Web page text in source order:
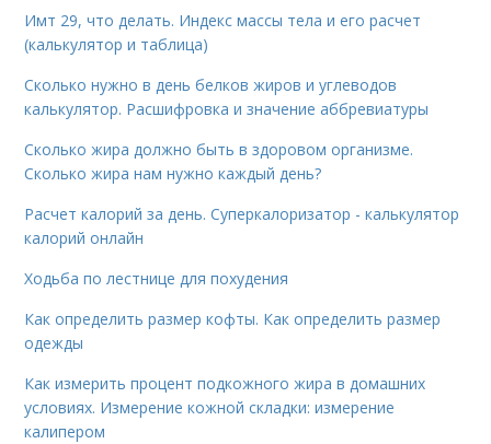
Имт 29, что делать. Индекс массы тела и его расчет
(калькулятор и таблица)
Сколько нужно в день белков жиров и углеводов
калькулятор. Расшифровка и значение аббревиатуры
Сколько жира должно быть в здоровом организме.
Сколько жира нам нужно каждый день?
Расчет калорий за день. Суперкалоризатор - калькулятор
калорий онлайн
Ходьба по лестнице для похудения
Как определить размер кофты. Как определить размер
одежды
Как измерить процент подкожного жира в домашних
условиях. Измерение кожной складки: измерение
калипером